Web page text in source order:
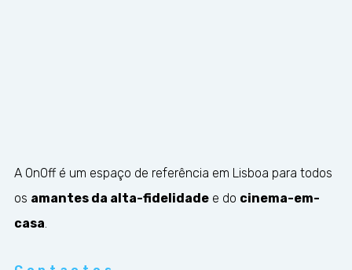
A OnOff é um espaço de referência em Lisboa para todos
os amantes da alta-fidelidadee do cinema-em-
casa.